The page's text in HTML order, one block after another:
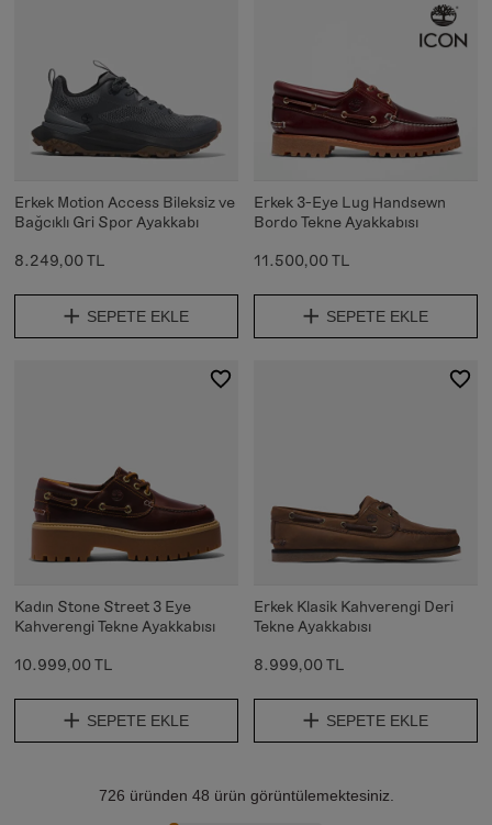
Erkek Motion Access Bileksiz ve
Bağcıklı Gri Spor Ayakkabı
8.249,00 TL
SEPETE EKLE
Erkek 3-Eye Lug Handsewn
Bordo Tekne Ayakkabısı
11.500,00 TL
SEPETE EKLE
Kadın Stone Street 3 Eye
Kahverengi Tekne Ayakkabısı
10.999,00 TL
SEPETE EKLE
Erkek Klasik Kahverengi Deri
Tekne Ayakkabısı
8.999,00 TL
SEPETE EKLE
726 üründen 48 ürün görüntülemektesiniz.